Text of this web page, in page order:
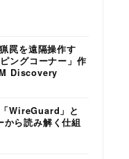
罠を遠隔操作す
ングコーナー」作
Discovery
WireGuard」と
から読み解く仕組